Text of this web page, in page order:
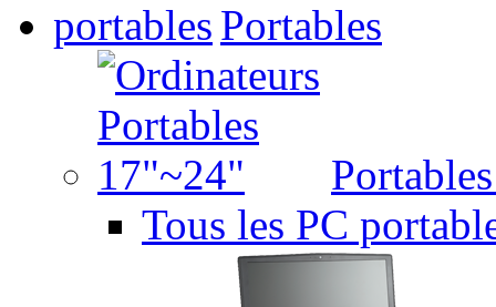
Portables
Tous les PC